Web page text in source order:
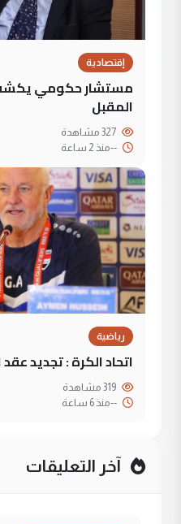
إقتصادية
مستشار حكومي
المقبل
--منذ 2 ساعة
رياضية
اتحاد الكرة : تجديد
--منذ 6 ساعة
آخر التعليقات